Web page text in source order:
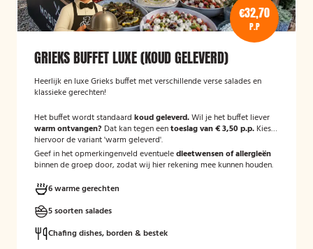
€32,70
P.P
GRIEKS BUFFET LUXE (KOUD GELEVERD)
Heerlijk en luxe Grieks buffet met verschillende verse salades en
klassieke gerechten!
Het buffet wordt standaard koud geleverd.Wil je het buffet liever
warm ontvangen? Dat kan tegen eentoeslag van € 3,50 p.p. Kies
hiervoor de variant 'warm geleverd'.
Geef in het opmerkingenveld eventueledieetwensen of allergieën
binnen de groep door, zodat wij hier rekening mee kunnen houden.
6 warme gerechten
5 soorten salades
Chafing dishes, borden & bestek